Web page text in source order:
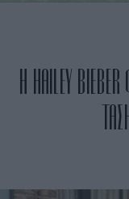
Η HAILEY